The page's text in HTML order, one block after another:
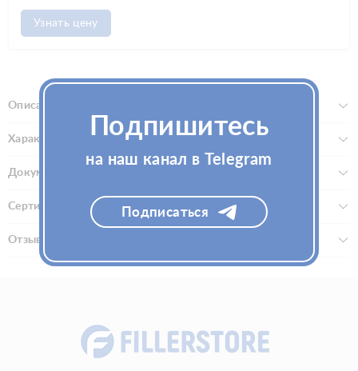
Узнать цену
Описание
Характеристики
Документы
Сертификаты
Отзывы (0)
Подпишитесь
на наш канал в Telegram
Подписаться